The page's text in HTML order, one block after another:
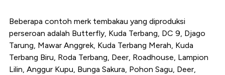
Beberapa contoh merk tembakau yang diproduksi
perseroan adalah Butterfly, Kuda Terbang, DC 9, Djago
Tarung, Mawar Anggrek, Kuda Terbang Merah, Kuda
Terbang Biru, Roda Terbang, Deer, Roadhouse, Lampion
Lilin, Anggur Kupu, Bunga Sakura, Pohon Sagu, Deer,